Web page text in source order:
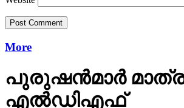
More
പുരുഷന്‍മാര്‍
എല്‍ഡിഎഫ്